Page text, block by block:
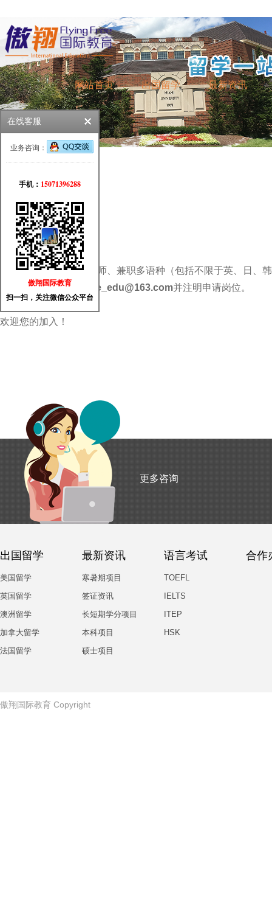
网站首页 出国留学 最新资讯
长期招聘专兼职英语教师、兼职多语种（包括不限于英、日
请发送简历至flyingfree_edu@163.com并注明申请岗位。
欢迎您的加入！
更多咨询
出国留学
美国留学
英国留学
澳洲留学
加拿大留学
法国留学
最新资讯
寒暑期项目
签证资讯
长短期学分项目
本科项目
硕士项目
语言考试
TOEFL
IELTS
ITEP
HSK
合作
傲翔国际教育 Copyright
在线客服
业务咨询：
手机： 15071396288
傲翔国际教育
扫一扫，关注微信公众平台